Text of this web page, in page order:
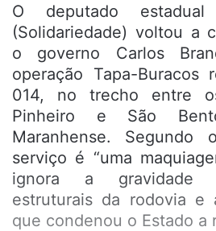
O deputado
(Solidariedade) voltou a
o governo Carlos
operação Tapa-Buracos
014, no trecho entre
Pinheiro e São
Maranhense. Segundo
serviço é “uma
ignora a gravidade
estruturais da rodovia e
que condenou o Estado a